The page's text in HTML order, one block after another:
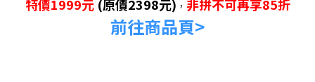
特價1999元 (原價2398元) ， ​非拼不可再享85折
前往商品頁>